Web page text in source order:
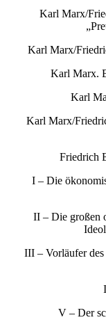
Karl Marx/
Karl Marx/
Karl Marx.
Karl
Karl Marx/
Friedrich
I – Die
II – Die großen
III – Vorläufer
V – Der